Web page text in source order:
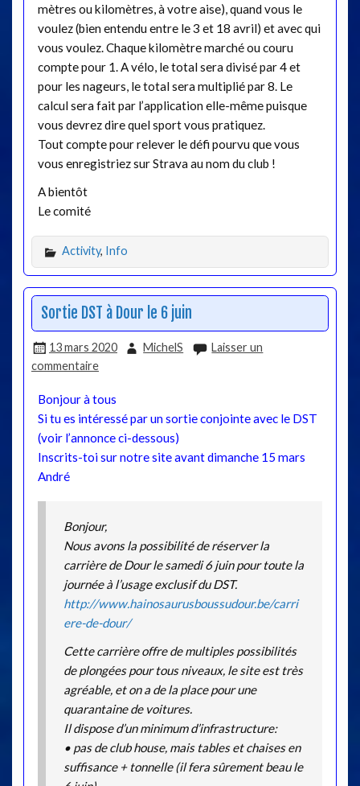
mètres ou kilomètres, à votre aise), quand vous le
voulez (bien entendu entre le 3 et 18 avril) et avec qui
vous voulez. Chaque kilomètre marché ou couru
compte pour 1. A vélo, le total sera divisé par 4 et
pour les nageurs, le total sera multiplié par 8. Le
calcul sera fait par l’application elle-même puisque
vous devrez dire quel sport vous pratiquez.
Tout compte pour relever le défi pourvu que vous
vous enregistriez sur Strava au nom du club !
A bientôt
Le comité
Activity, Info
Sortie DST à Dour le 6 juin
13 mars 2020 MichelS
Laisser un
commentaire
Bonjour à tous
Si tu es intéressé par un sortie conjointe avec le DST
(voir l’annonce ci-dessous)
Inscrits-toi sur notre site avant dimanche 15 mars
André
Bonjour,
Nous avons la possibilité de réserver la
carrière de Dour le samedi 6 juin pour toute la
journée à l’usage exclusif du DST.
http://www.hainosaurusboussudour.be/carri
ere-de-dour/
Cette carrière offre de multiples possibilités
de plongées pour tous niveaux, le site est très
agréable, et on a de la place pour une
quarantaine de voitures.
Il dispose d’un minimum d’infrastructure:
• pas de club house, mais tables et chaises en
suffisance + tonnelle (il fera sûrement beau le